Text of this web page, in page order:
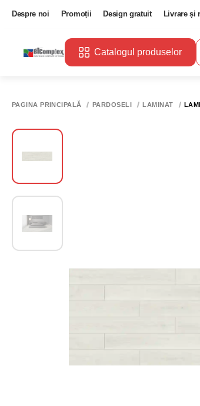
Despre noi Promoții Design gratuit Livrare și
Catalogul produselor
PAGINA PRINCIPALĂ PARDOSELI LAMINAT